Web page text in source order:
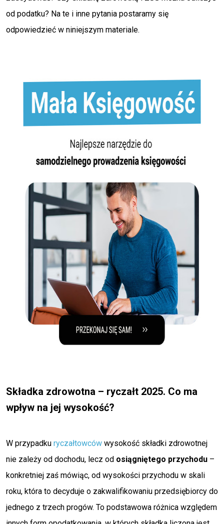
od podatku? Na te i inne pytania postaramy się
odpowiedzieć w niniejszym materiale.
Składka zdrowotna – ryczałt 2025. Co ma
wpływ na jej wysokość?
W przypadku ryczałtowców wysokość składki zdrowotnej
nie zależy od dochodu, lecz od osiągniętego przychodu –
konkretniej zaś mówiąc, od wysokości przychodu w skali
roku, która to decyduje o zakwalifikowaniu przedsiębiorcy do
jednego z trzech progów. To podstawowa różnica względem